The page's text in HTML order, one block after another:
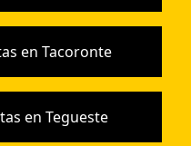
en Tacoronte
en Tegueste